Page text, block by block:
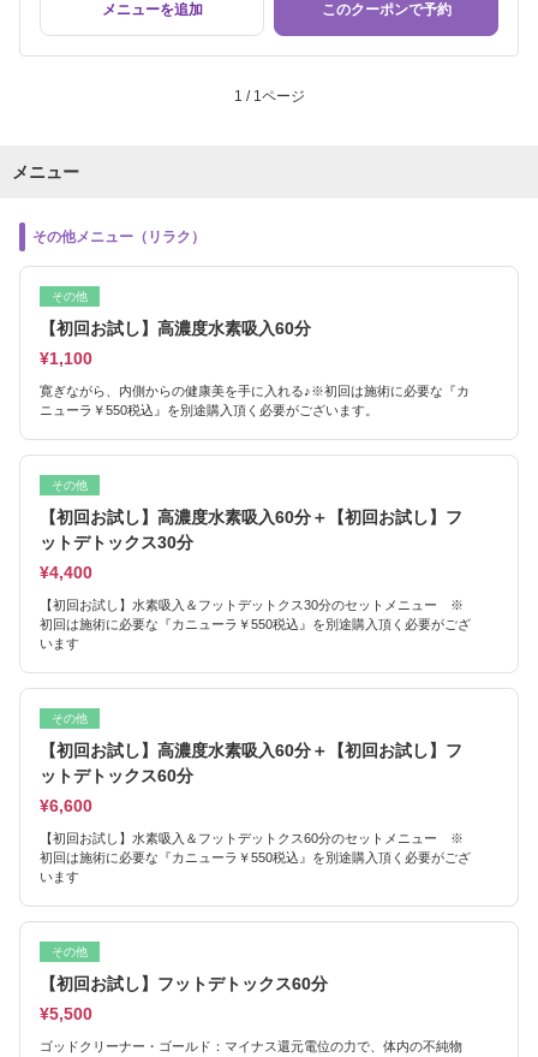
メニューを追加 このクーポンで予約
1 / 1ページ
メニュー
その他メニュー（リラク）
その他
【初回お試し】高濃度水素吸入60分
¥1,100
寛ぎながら、内側からの健康美を手に入れる♪※初回は施術に必要な『カ
ニューラ￥550税込』を別途購入頂く必要がございます。
その他
【初回お試し】高濃度水素吸入60分＋【初回お試し】フ
ットデトックス30分
¥4,400
【初回お試し】水素吸入＆フットデットクス30分のセットメニュー ※
初回は施術に必要な『カニューラ￥550税込』を別途購入頂く必要がござ
います
その他
【初回お試し】高濃度水素吸入60分＋【初回お試し】フ
ットデトックス60分
¥6,600
【初回お試し】水素吸入＆フットデットクス60分のセットメニュー ※
初回は施術に必要な『カニューラ￥550税込』を別途購入頂く必要がござ
います
その他
【初回お試し】フットデトックス60分
¥5,500
ゴッドクリーナー・ゴールド：マイナス還元電位の力で、体内の不純物